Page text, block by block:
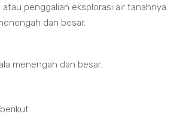
penggalian eksplorasi air tanahnya.
dan besar.
menengah dan besar.